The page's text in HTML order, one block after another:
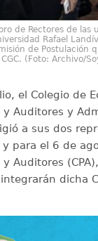
de Rectores de las
Rafael
de Postulación
(Foto: Archivo/
el Colegio de
y Auditores y
a sus dos
y para el 6 de
Auditores
dicha